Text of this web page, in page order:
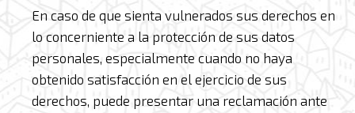
En caso de que sienta vulnerados sus derechos en
lo concerniente a la protección de sus datos
personales, especialmente cuando no haya
obtenido satisfacción en el ejercicio de sus
derechos, puede presentar una reclamación ante